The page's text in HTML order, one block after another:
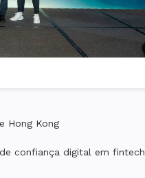
Hong Kong
confiança digital em fintech